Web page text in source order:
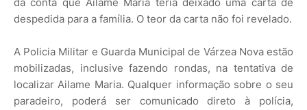
dá conta que Ailame Maria teria deixado uma carta de
despedida para a família. O teor da carta não foi revelado.
A Policia Militar e Guarda Municipal de Várzea Nova estão
mobilizadas, inclusive fazendo rondas, na tentativa de
localizar Ailame Maria. Qualquer informação sobre o seu
paradeiro, poderá ser comunicado direto à polícia,